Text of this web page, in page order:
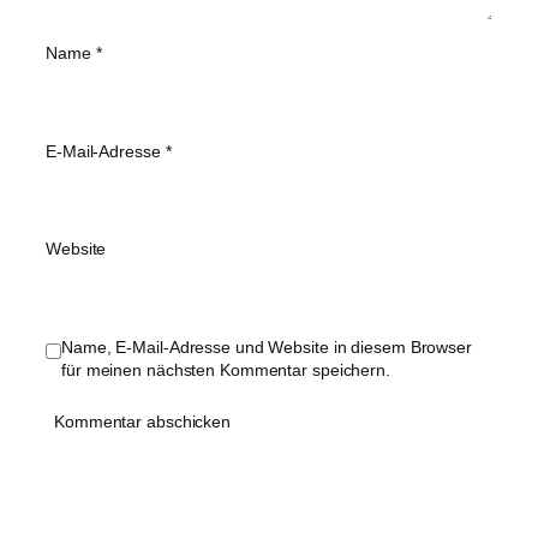
Name *
E-Mail-Adresse *
Website
Name, E-Mail-Adresse und Website in diesem Browser
für meinen nächsten Kommentar speichern.